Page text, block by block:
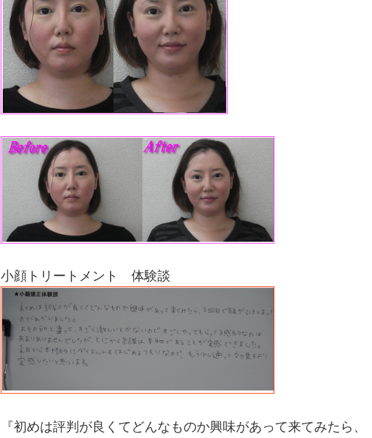
小顔トリートメント 体験談
『初めは評判が良くてどんなものか興味があって来てみたら、